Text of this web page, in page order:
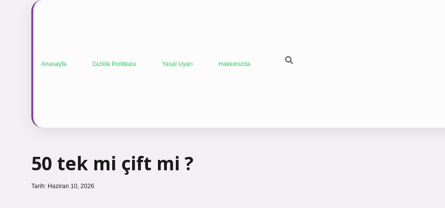
Anasayfa Gizlilik Politikası Yasal Uyarı Hakkımızda
50 tek mi çift mi ?
Tarih: Haziran 10, 2026